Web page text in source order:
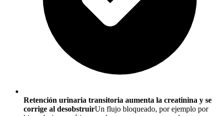
Retención urinaria transitoria aumenta la creatinina y se
corrige al desobstruirUn flujo bloqueado, por ejemplo por